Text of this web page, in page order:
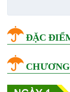
ĐẶC